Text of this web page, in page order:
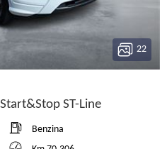
22
ST-Line
Benzina